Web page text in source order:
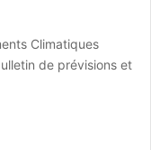
Climatiques
de prévisions et